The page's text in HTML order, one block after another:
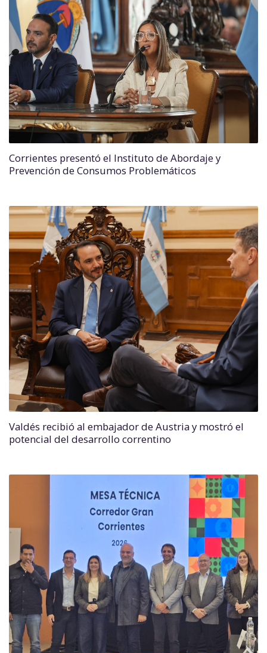
Corrientes presentó el Instituto de Abordaje y
Prevención de Consumos Problemáticos
Valdés recibió al embajador de Austria y mostró el
potencial del desarrollo correntino